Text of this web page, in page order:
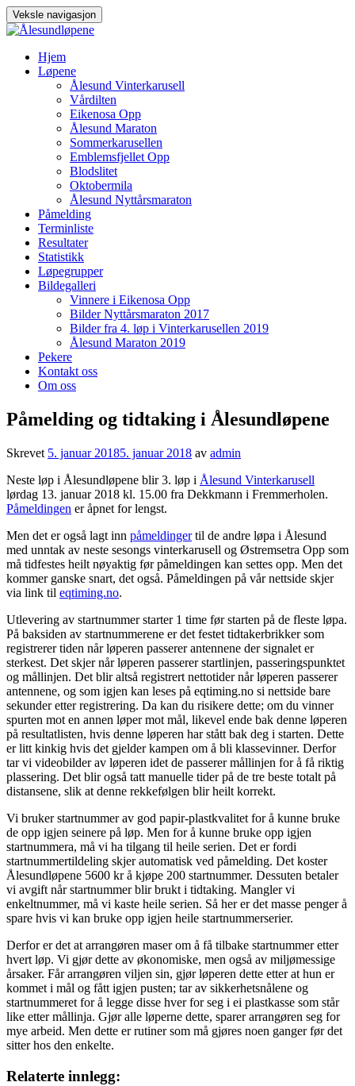
Veksle navigasjon
Hjem
Løpene
Ålesund Vinterkarusell
Vårdilten
Eikenosa Opp
Ålesund Maraton
Sommerkarusellen
Emblemsfjellet Opp
Blodslitet
Oktobermila
Ålesund Nyttårsmaraton
Påmelding
Terminliste
Resultater
Statistikk
Løpegrupper
Bildegalleri
Vinnere i Eikenosa Opp
Bilder Nyttårsmaraton 2017
Bilder fra 4. løp i Vinterkarusellen 2019
Ålesund Maraton 2019
Pekere
Kontakt oss
Om oss
Påmelding og tidtaking i Ålesundløpene
Skrevet 5. januar 20185. januar 2018 av admin
Neste løp i Ålesundløpene blir 3. løp i Ålesund Vinterkarusell
lørdag 13. januar 2018 kl. 15.00 fra Dekkmann i Fremmerholen.
Påmeldingen er åpnet for lengst.
Men det er også lagt inn påmeldingertil de andre løpa i Ålesund
med unntak av neste sesongs vinterkarusell og Østremsetra Opp som
må tidfestes heilt nøyaktig før påmeldingen kan settes opp. Men det
kommer ganske snart, det også. Påmeldingen på vår nettside skjer
via link til eqtiming.no.
Utlevering av startnummer starter 1 time før starten på de fleste løpa.
På baksiden av startnummerene er det festet tidtakerbrikker som
registrerer tiden når løperen passerer antennene der signalet er
sterkest. Det skjer når løperen passerer startlinjen, passeringspunktet
og mållinjen. Det blir altså registrert nettotider når løperen passerer
antennene, og som igjen kan leses på eqtiming.no si nettside bare
sekunder etter registrering. Da kan du risikere dette; om du vinner
spurten mot en annen løper mot mål, likevel ende bak denne løperen
på resultatlisten, hvis denne løperen har stått bak deg i starten. Dette
er litt kinkig hvis det gjelder kampen om å bli klassevinner. Derfor
tar vi videobilder av løperen idet de passerer mållinjen for å få riktig
plassering. Det blir også tatt manuelle tider på de tre beste totalt på
distansene, slik at denne rekkefølgen blir heilt korrekt.
Vi bruker startnummer av god papir-plastkvalitet for å kunne bruke
de opp igjen seinere på løp. Men for å kunne bruke opp igjen
startnummera, må vi ha tilgang til heile serien. Det er fordi
startnummertildeling skjer automatisk ved påmelding. Det koster
Ålesundløpene 5600 kr å kjøpe 200 startnummer. Dessuten betaler
vi avgift når startnummer blir brukt i tidtaking. Mangler vi
enkeltnummer, må vi kaste heile serien. Så her er det masse penger å
spare hvis vi kan bruke opp igjen heile startnummerserier.
Derfor er det at arrangøren maser om å få tilbake startnummer etter
hvert løp. Vi gjør dette av økonomiske, men også av miljømessige
årsaker. Får arrangøren viljen sin, gjør løperen dette etter at hun er
kommet i mål og fått igjen pusten; tar av sikkerhetsnålene og
startnummeret for å legge disse hver for seg i ei plastkasse som står
like etter mållinja. Gjør alle løperne dette, sparer arrangøren seg for
mye arbeid. Men dette er rutiner som må gjøres noen ganger før det
sitter hos den enkelte.
Relaterte innlegg: